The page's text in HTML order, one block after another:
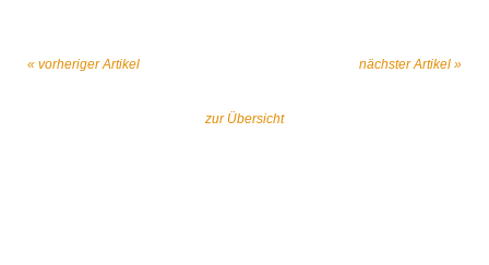
« vorheriger Artikel
zur Übersicht
nächster Artikel »